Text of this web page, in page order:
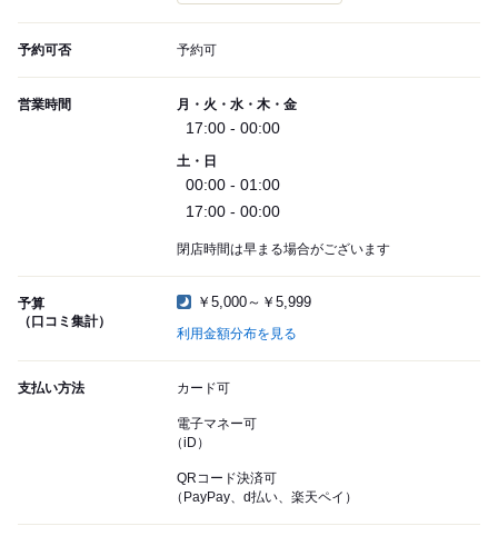
予約可否 予約可
営業時間 月・火・水・木・金
17:00 - 00:00
土・日
00:00 - 01:00
17:00 - 00:00
閉店時間は早まる場合がございます
予算
（口コミ集計）
￥5,000～￥5,999
利用金額分布を見る
支払い方法 カード可
電子マネー可
（iD）
QRコード決済可
（PayPay、d払い、楽天ペイ）